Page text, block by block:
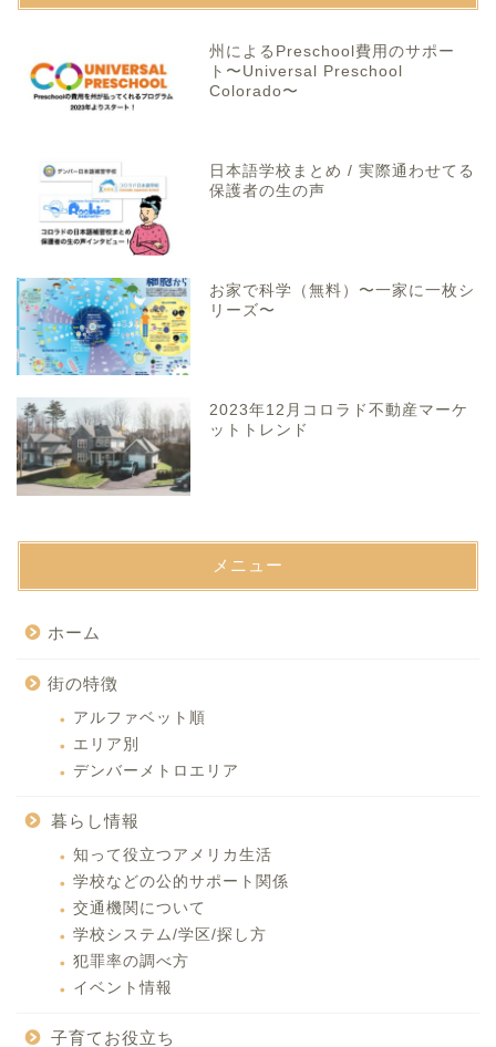
州によるPreschool費用のサポー
ト〜Universal Preschool
Colorado〜
日本語学校まとめ / 実際通わせてる
保護者の生の声
お家で科学（無料）〜一家に一枚シ
リーズ〜
2023年12月コロラド不動産マーケ
ットトレンド
メニュー
ホーム
街の特徴
アルファベット順
エリア別
デンバーメトロエリア
暮らし情報
知って役立つアメリカ生活
学校などの公的サポート関係
交通機関について
学校システム/学区/探し方
犯罪率の調べ方
イベント情報
子育てお役立ち